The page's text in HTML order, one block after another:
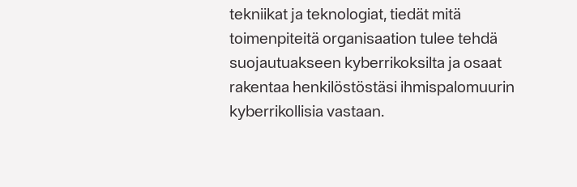
tekniikat ja teknologiat, tiedät mitä
toimenpiteitä organisaation tulee tehdä
suojautuakseen kyberrikoksilta ja osaat
rakentaa henkilöstöstäsi ihmispalomuurin
kyberrikollisia vastaan.